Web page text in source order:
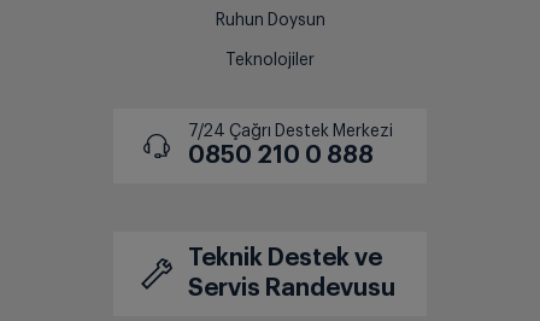
Ruhun Doysun
Teknolojiler
7/24 Çağrı Destek Merkezi
0850 210 0 888
Teknik Destek ve
Servis Randevusu